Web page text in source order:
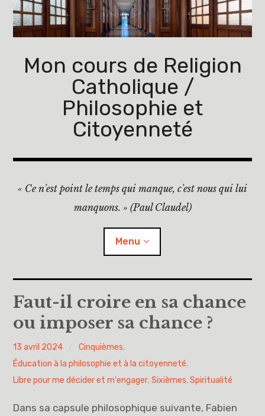
Accéder
contenu
Mon cours de Religion
Catholique /
Philosophie et
Citoyenneté
« Ce n'est point le temps qui manque, c'est nous qui lui
manquons. » (Paul Claudel)
Menu
Accueil
A propos
Cinquièmes
Sixièmes
Pourquoi des lois
Faut-il croire en sa chance
ou imposer sa chance ?
PY
H
13 avril 2024 Cinquièmes,
Éducation à la philosophie et à la citoyenneté,
Libre pour me décider et m'engager,Sixièmes,Spiritualité
Dans sa capsule philosophique suivante, Fabien